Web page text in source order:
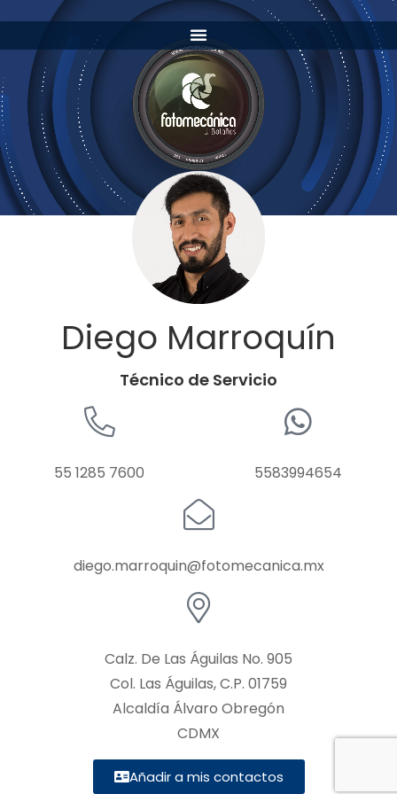
Diego Marroquín
Técnico de Servicio
55 1285 7600 5583994654
diego.marroquin@fotomecanica.mx
Calz. De Las Águilas No. 905
Col. Las Águilas, C.P. 01759
Alcaldía Álvaro Obregón
CDMX
Añadir a mis contactos